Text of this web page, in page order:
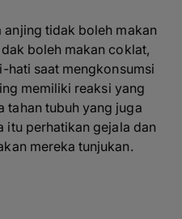
anjing tidak boleh makan
boleh makan coklat,
hati saat mengkonsumsi
memiliki reaksi yang
tahan tubuh yang juga
itu perhatikan gejala dan
mereka tunjukan.